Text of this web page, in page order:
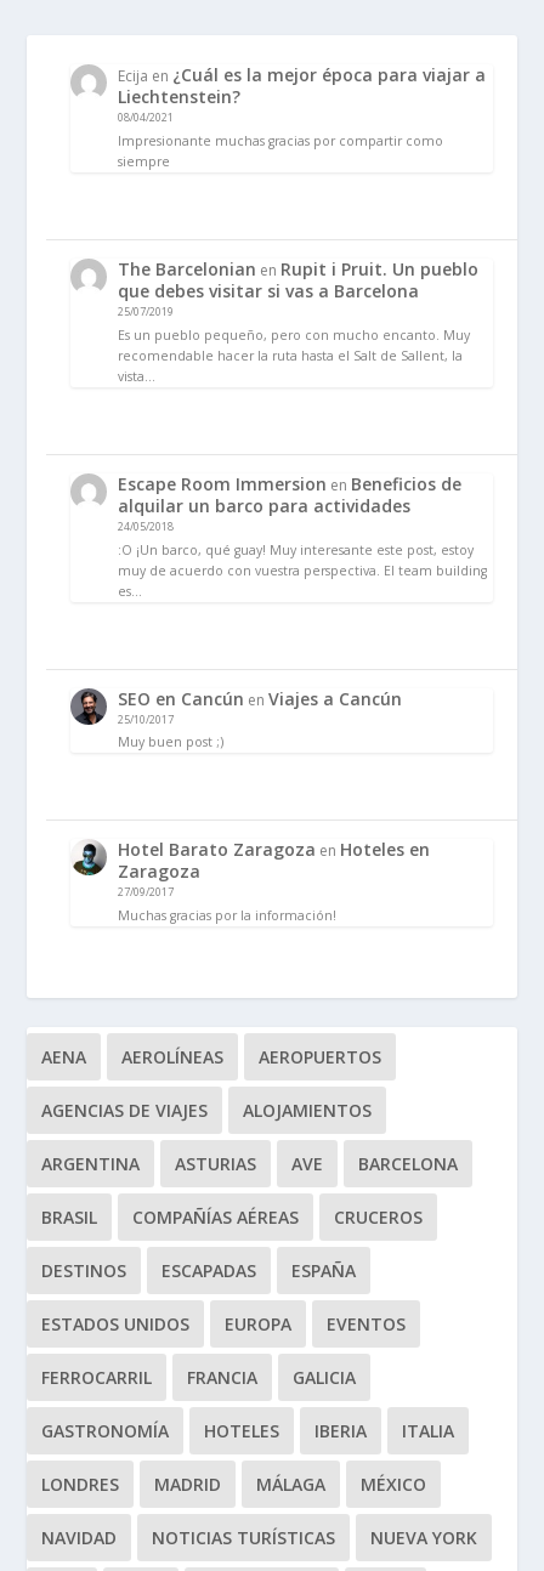
Ecija en ¿Cuál es la mejor época para viajar a
Liechtenstein?
08/04/2021
Impresionante muchas gracias por compartir como
siempre
The Barcelonian en Rupit i Pruit. Un pueblo
que debes visitar si vas a Barcelona
25/07/2019
Es un pueblo pequeño, pero con mucho encanto. Muy
recomendable hacer la ruta hasta el Salt de Sallent, la
vista…
Escape Room Immersion en Beneficios de
alquilar un barco para actividades
24/05/2018
:O ¡Un barco, qué guay! Muy interesante este post, estoy
muy de acuerdo con vuestra perspectiva. El team building
es…
SEO en Cancún enViajes a Cancún
25/10/2017
Muy buen post ;)
Hotel Barato Zaragoza en Hoteles en
Zaragoza
27/09/2017
Muchas gracias por la información!
AENA AEROLÍNEAS AEROPUERTOS
AGENCIAS DE VIAJES ALOJAMIENTOS
ARGENTINA ASTURIAS AVE BARCELONA
BRASIL COMPAÑÍAS AÉREAS CRUCEROS
DESTINOS ESCAPADAS ESPAÑA
ESTADOS UNIDOS EUROPA EVENTOS
FERROCARRIL FRANCIA GALICIA
GASTRONOMÍA HOTELES IBERIA ITALIA
LONDRES MADRID MÁLAGA MÉXICO
NAVIDAD NOTICIAS TURÍSTICAS NUEVA YORK